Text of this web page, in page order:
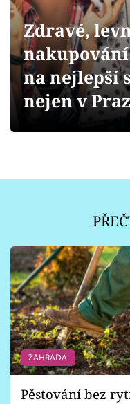
Sledujte prima+
Přihlášení
Sledujte nás
Zdravé,
na nejlepší
nejen v
ZAHRADA
Pěstování bez